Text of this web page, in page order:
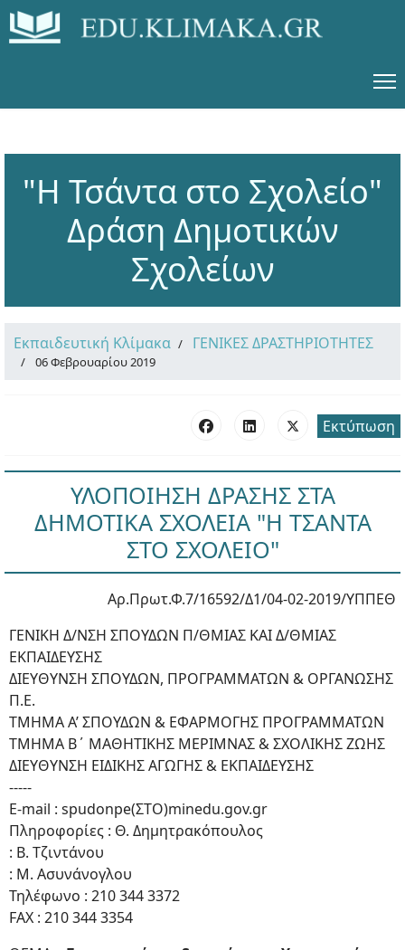
"Η Τσάντα στο Σχολείο"
Δράση Δημοτικών
Σχολείων
Εκπαιδευτική Κλίμακα ΓΕΝΙΚΕΣ ΔΡΑΣΤΗΡΙΟΤΗΤΕΣ
06 Φεβρουαρίου 2019
Εκτύπωση
ΥΛΟΠΟΙΗΣΗ ΔΡΑΣΗΣ ΣΤΑ
ΔΗΜΟΤΙΚΑ ΣΧΟΛΕΙΑ "Η ΤΣΑΝΤΑ
ΣΤΟ ΣΧΟΛΕΙΟ"
Αρ.Πρωτ.Φ.7/16592/Δ1/04-02-2019/ΥΠΠΕΘ
ΓΕΝΙΚΗ Δ/ΝΣΗ ΣΠΟΥΔΩΝ Π/ΘΜΙΑΣ ΚΑΙ Δ/ΘΜΙΑΣ
ΕΚΠΑΙΔΕΥΣΗΣ
ΔΙΕΥΘΥΝΣΗ ΣΠΟΥΔΩΝ, ΠΡΟΓΡΑΜΜΑΤΩΝ & ΟΡΓΑΝΩΣΗΣ
Π.Ε.
ΤΜΗΜΑ Α’ ΣΠΟΥΔΩΝ & ΕΦΑΡΜΟΓΗΣ ΠΡΟΓΡΑΜΜΑΤΩΝ
ΤΜΗΜΑ Β΄ ΜΑΘΗΤΙΚΗΣ ΜΕΡΙΜΝΑΣ & ΣΧΟΛΙΚΗΣ ΖΩΗΣ
ΔΙΕΥΘΥΝΣΗ ΕΙΔΙΚΗΣ ΑΓΩΓΗΣ & ΕΚΠΑΙΔΕΥΣΗΣ
-----
E-mail : spudonpe(ΣΤΟ)minedu.gov.gr
Πληροφορίες : Θ. Δημητρακόπουλος
: Β. Τζιντάνου
: Μ. Ασυνάνογλου
Τηλέφωνο : 210 344 3372
FAX : 210 344 3354